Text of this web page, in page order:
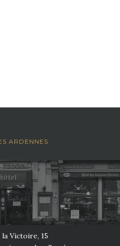
ARDENNES
la Victoire, 15